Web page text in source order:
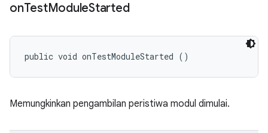
onTestModuleStarted
public void onTestModuleStarted ()
Memungkinkan pengambilan peristiwa modul dimulai.